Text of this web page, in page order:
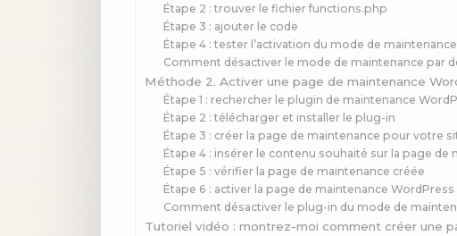
Étape 2 : trouver le fichier functions.php
Étape 3 : ajouter le code
Étape 4 : tester l’activation du mode de
Comment désactiver le mode de maintenance par
Méthode 2. Activer une page de maintenance
Étape 1 : rechercher le plugin de maintenance
Étape 2 : télécharger et installer le plug-in
Étape 3 : créer la page de maintenance pour votre
Étape 4 : insérer le contenu souhaité sur la page de
Étape 5 : vérifier la page de maintenance créée
Étape 6 : activer la page de maintenance WordPress
Comment désactiver le plug-in du mode de
Tutoriel vidéo : montrez-moi comment créer une